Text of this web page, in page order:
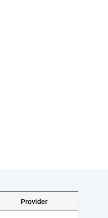
Provider